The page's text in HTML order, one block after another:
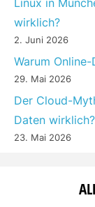
Linux in
wirklich?
2. Juni 2026
Warum
29. Mai 2026
Der Cloud-
Daten wirklich?
23. Mai 2026